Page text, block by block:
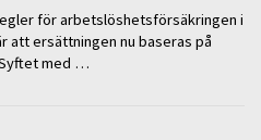
för arbetslöshetsförsäkringen i
att ersättningen nu baseras på
med …